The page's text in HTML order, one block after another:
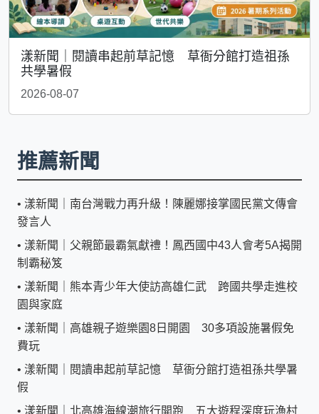
漾新聞｜閱讀串起前草記憶 草衙分館打造祖孫
共學暑假
2026-08-07
推薦新聞
• 漾新聞｜南台灣戰力再升級！陳麗娜接掌國民黨文傳會
發言人
• 漾新聞｜父親節最霸氣獻禮！鳳西國中43人會考5A揭開
制霸秘笈
• 漾新聞｜熊本青少年大使訪高雄仁武 跨國共學走進校
園與家庭
• 漾新聞｜高雄親子遊樂園8日開園 30多項設施暑假免
費玩
• 漾新聞｜閱讀串起前草記憶 草衙分館打造祖孫共學暑
假
• 漾新聞｜北高雄海線潮旅行開跑 五大遊程深度玩漁村